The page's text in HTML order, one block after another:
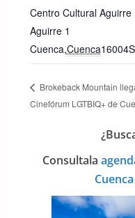
Centro Cultural Aguirre
Aguirre 1
Cuenca,Cuenca16004
Brokeback Mountain
Cinefórum LGTBIQ+ de
Consultala
Cuenca